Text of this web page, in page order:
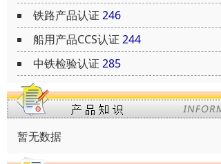
铁路产品认证 246
船用产品CCS认证 244
中铁检验认证 285
暂无数据